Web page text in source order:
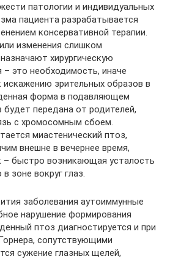
патологии и индивидуальных
пациента разрабатывается
консервативной терапии.
изменения слишком
хирургическую
это необходимость, иначе
зрительных образов в
форма в подавляющем
будет передана от родителей,
с хромосомным сбоем.
миастенический птоз,
внешне в вечернее время,
– быстро возникающая усталость
зоне вокруг глаз.
заболевания аутоиммунные
нарушение формирования
птоз диагностируется и при
сопутствующими
сужение глазных щелей,